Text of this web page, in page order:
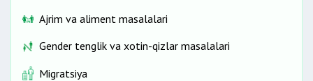
Ajrim va aliment masalalari
Gender tenglik va xotin-qizlar masalalari
Migratsiya